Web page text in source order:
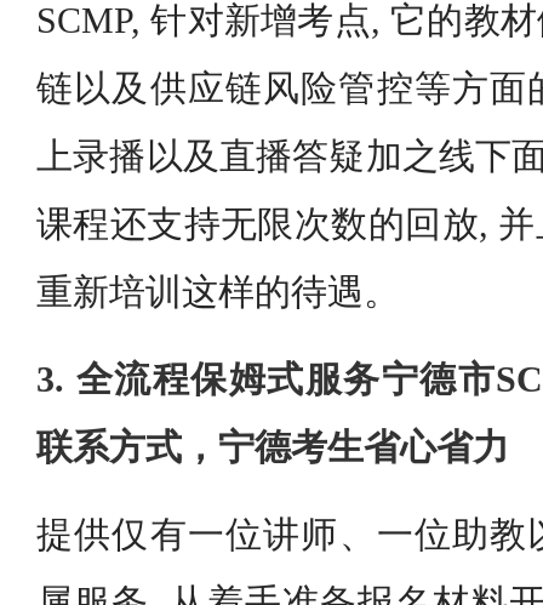
SCMP, 针对新增考点, 它的教
链以及供应链风险管控等方面
上录播以及直播答疑加之线下
课程还支持无限次数的回放,
重新培训这样的待遇。
3. 全流程保姆式服务宁德市
联系方式，宁德考生省心省力
提供仅有一位讲师、一位助教